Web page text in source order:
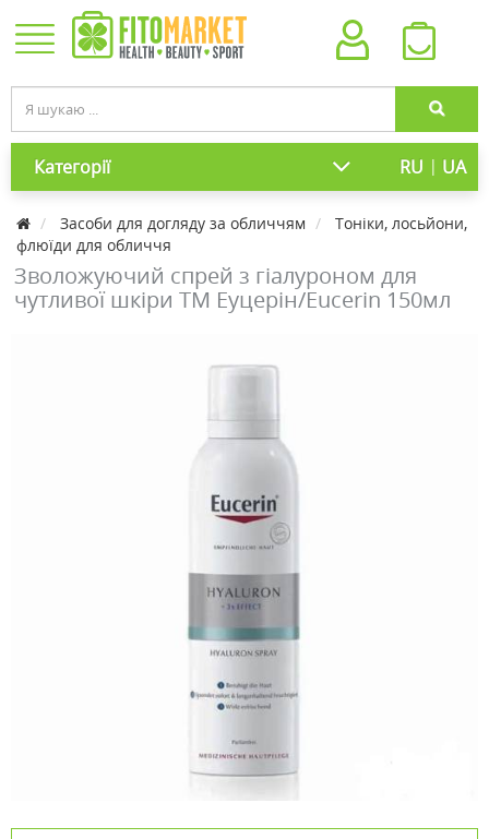
Категорії RU | UA
Засоби для догляду за обличчям
Тоніки, лосьйони,
флюїди для обличчя
Зволожуючий спрей з гіалуроном для
чутливої ​​шкіри ТМ Еуцерін/Eucerin 150мл